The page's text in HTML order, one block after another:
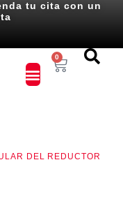
tu cita con un
0
DEL REDUCTOR